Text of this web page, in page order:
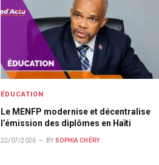
ÉDUCATION
Le MENFP modernise et décentralise
l’émission des diplômes en Haïti
22/07/2026 BY SOPHIA CHÉRY